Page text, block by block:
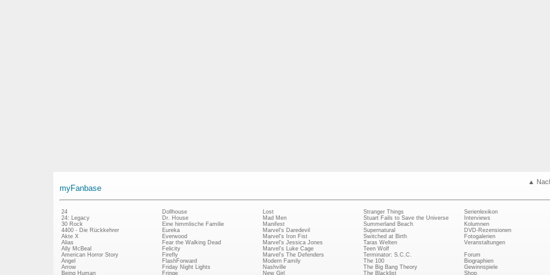
▲
myFanbase
24
24: Legacy
30 Rock
4400 - Die Rückkehrer
Akte X
Alias
Ally McBeal
American Horror Story
Angel
Arrow
Being Human
Dollhouse
Dr. House
Eine himmlische Familie
Eureka
Everwood
Fear the Walking Dead
Felicity
Firefly
FlashForward
Friday Night Lights
Fringe
Lost
Mad Men
Manifest
Marvel's Daredevil
Marvel's Iron Fist
Marvel's Jessica Jones
Marvel's Luke Cage
Marvel's The Defenders
Modern Family
Nashville
New Girl
Stranger Things
Stuart Fails to Save the Universe
Summerland Beach
Supernatural
Switched at Birth
Taras Welten
Teen Wolf
Terminator: S.C.C.
The 100
The Big Bang Theory
The Blacklist
Serienlexikon
Interviews
Kolumnen
DVD-Rezensionen
Fotogalerien
Veranstaltungen
Forum
Biographien
Gewinnspiele
Shop